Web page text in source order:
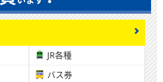
JR各種
バス券